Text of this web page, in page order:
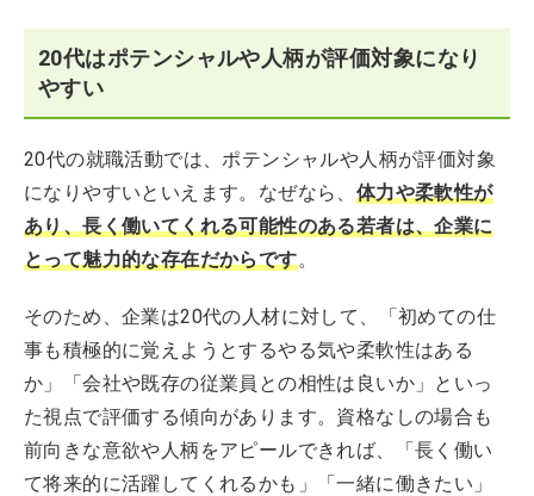
20代はポテンシャルや人柄が評価対象になり
やすい
20代の就職活動では、ポテンシャルや人柄が評価対象
になりやすいといえます。なぜなら、 体力や柔軟性が
あり、長く働いてくれる可能性のある若者は、企業に
とって魅力的な存在だからです。
そのため、企業は20代の人材に対して、「初めての仕
事も積極的に覚えようとするやる気や柔軟性はある
か」「会社や既存の従業員との相性は良いか」といっ
た視点で評価する傾向があります。資格なしの場合も
前向きな意欲や人柄をアピールできれば、「長く働い
て将来的に活躍してくれるかも」「一緒に働きたい」